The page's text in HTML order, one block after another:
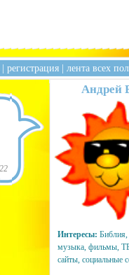
| регистрация | лента всех
Андрей
Интересы: Библия,
музыка, фильмы,
сайты, социальные